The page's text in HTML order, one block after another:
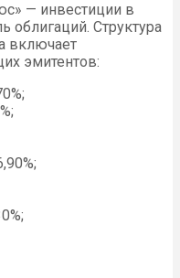
— инвестиции в
облигаций. Структура
включает
эмитентов: